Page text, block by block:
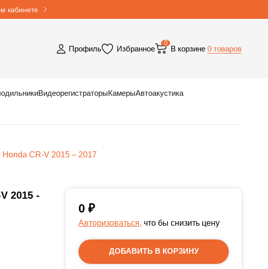
кабинете
Профиль Избранное
0
В корзине 0 товаров
ВидеорегистраторыКамерыАвтоакустика
Honda CR-V 2015 – 2017
2015 -
0 ₽
Авторизоваться, что бы снизить цену
ДОБАВИТЬ В КОРЗИНУ